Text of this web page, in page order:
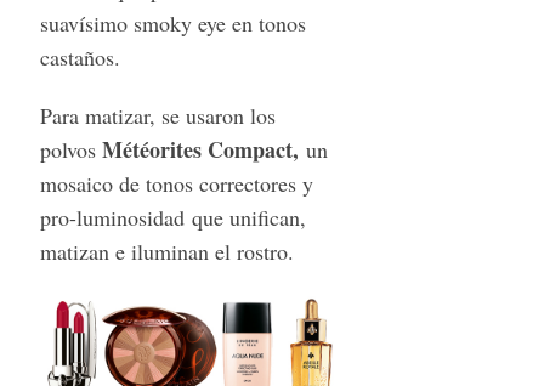
suavísimo smoky eye en tonos
castaños.
Para matizar, se usaron los
polvos Météorites Compact, un
mosaico de tonos correctores y
pro-luminosidad que unifican,
matizan e iluminan el rostro.